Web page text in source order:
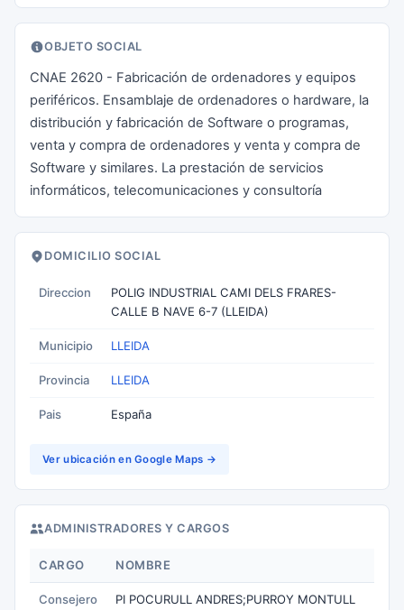
OBJETO SOCIAL
CNAE 2620 - Fabricación de ordenadores y equipos
periféricos. Ensamblaje de ordenadores o hardware, la
distribución y fabricación de Software o programas,
venta y compra de ordenadores y venta y compra de
Software y similares. La prestación de servicios
informáticos, telecomunicaciones y consultoría
DOMICILIO SOCIAL
Direccion
POLIG INDUSTRIAL CAMI DELS FRARES-
CALLE B NAVE 6-7 (LLEIDA)
Municipio LLEIDA
Provincia LLEIDA
Pais España
Ver ubicación en Google Maps →
ADMINISTRADORES Y CARGOS
CARGO NOMBRE
Consejero
PI POCURULL ANDRES;PURROY MONTULL